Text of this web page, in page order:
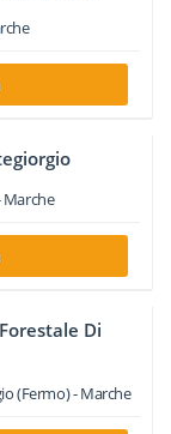
Marche
Di
(Fermo) -Marche